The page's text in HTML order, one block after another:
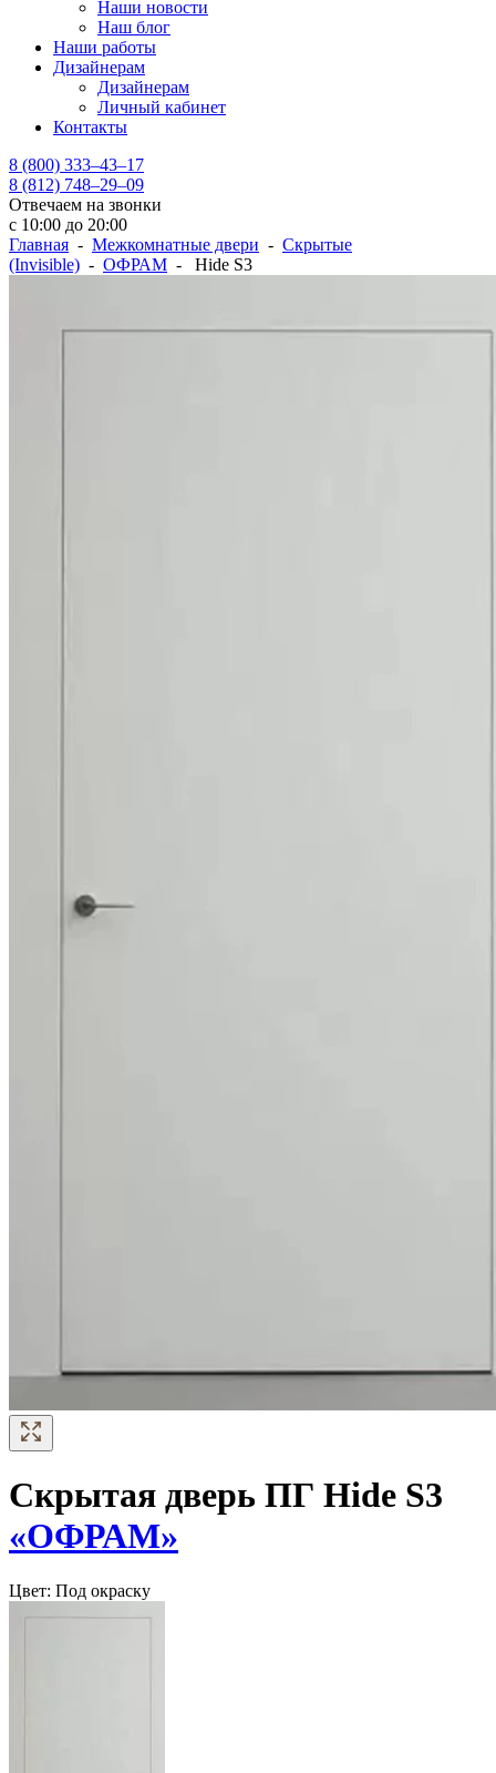
Наши новости
Наш блог
Наши работы
Дизайнерам
Дизайнерам
Личный кабинет
Контакты
8 (800) 333–43–17
8 (812) 748–29–09
Отвечаем на звонки
с 10:00 до 20:00
Главная - Межкомнатные двери - Скрытые
(Invisible) - ОФРАМ - Hide S3
Скрытая дверь ПГ Hide S3
«ОФРАМ»
Цвет: Под окраску